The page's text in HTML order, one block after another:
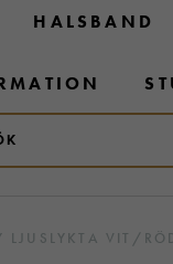
HALSBAND
LJUSLYKTA VIT/